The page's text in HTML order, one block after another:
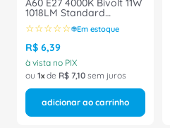
A60 E27 4000K Bivolt 11W
1018LM Standard
929003532212 Philips
☆☆☆☆☆ Em estoque
R$ 6,39
à vista no PIX
ou 1 de R$ 7,10 sem juros
adicionar ao carrinho